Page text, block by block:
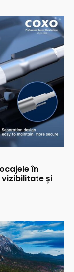
în
și